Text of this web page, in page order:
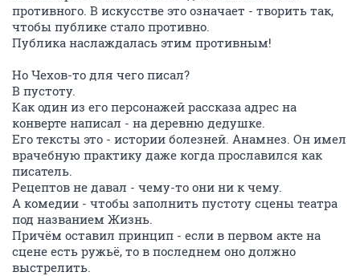
противного. В искусстве это означает - творить так,
чтобы публике стало противно.
Публика наслаждалась этим противным!
Но Чехов-то для чего писал?
В пустоту.
Как один из его персонажей рассказа адрес на
конверте написал - на деревню дедушке.
Его тексты это - истории болезней. Анамнез. Он имел
врачебную практику даже когда прославился как
писатель.
Рецептов не давал - чему-то они ни к чему.
А комедии - чтобы заполнить пустоту сцены театра
под названием Жизнь.
Причём оставил принцип - если в первом акте на
сцене есть ружьё, то в последнем оно должно
выстрелить.